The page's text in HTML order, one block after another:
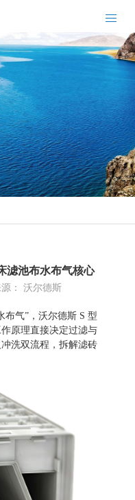
滤池布水布气核心
： 沃尔德斯
气”，沃尔德斯 S 型
原理直接决定过滤与
洗双流程，拆解滤砖